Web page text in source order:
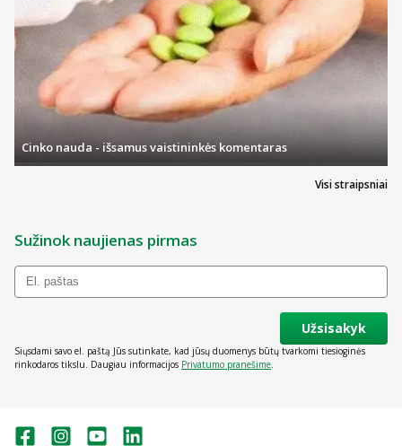
Visi straipsniai
Cinko nauda - išsamus vaistininkės komentaras
Sužinok naujienas pirmas
Užsisakyk
Siųsdami savo el. paštą Jūs sutinkate, kad jūsų duomenys būtų tvarkomi tiesioginės
rinkodaros tikslu. Daugiau informacijos Privatumo pranešime.